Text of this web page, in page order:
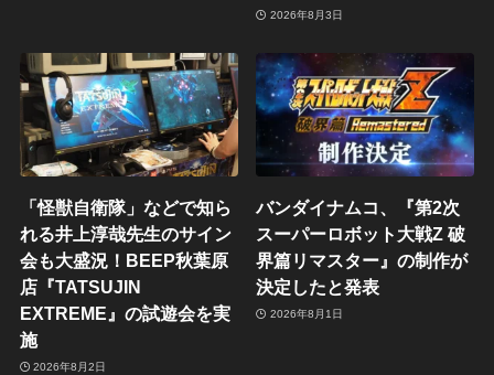
2026年8月3日
「怪獣自衛隊」などで知ら
れる井上淳哉先生のサイン
会も大盛況！BEEP秋葉原
店『TATSUJIN
EXTREME』の試遊会を実
施
2026年8月2日
バンダイナムコ、『第2次
スーパーロボット大戦Z 破
界篇リマスター』の制作が
決定したと発表
2026年8月1日